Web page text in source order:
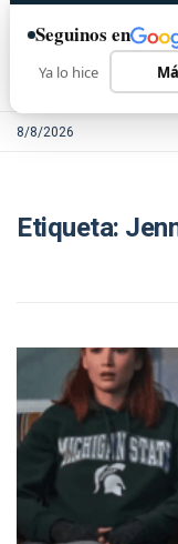
8/8/2026
Etiqueta:
Seguinos en
Ya lo hice